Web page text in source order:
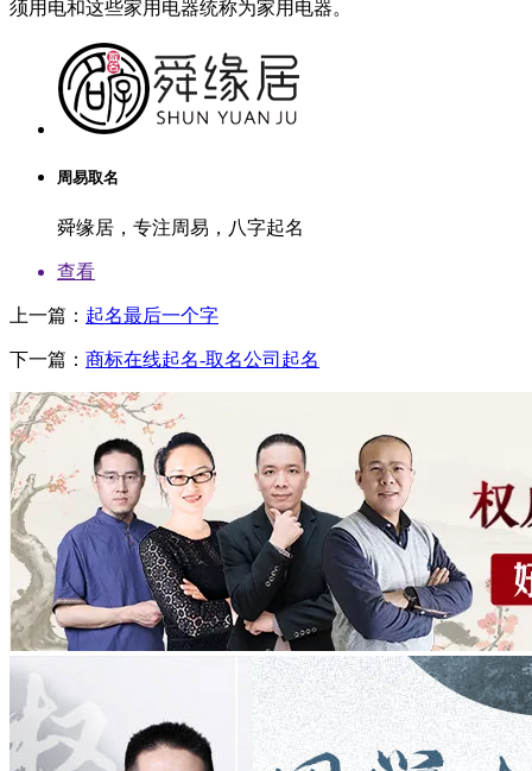
须用电和这些家用电器统称为家用电器。
周易取名
舜缘居，专注周易，八字起名
查看
上一篇： 起名最后一个字
下一篇： 商标在线起名-取名公司起名